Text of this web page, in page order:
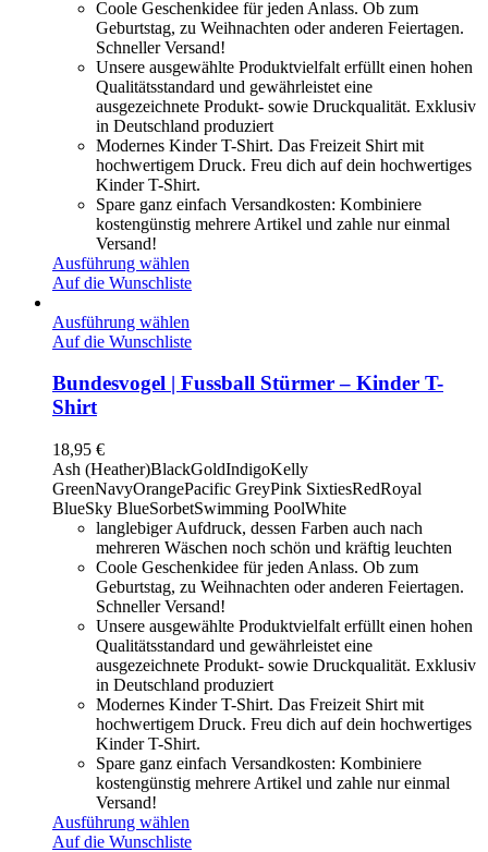
Coole Geschenkidee für jeden Anlass. Ob zum
Geburtstag, zu Weihnachten oder anderen Feiertagen.
Schneller Versand!
Unsere ausgewählte Produktvielfalt erfüllt einen hohen
Qualitätsstandard und gewährleistet eine
ausgezeichnete Produkt- sowie Druckqualität. Exklusiv
in Deutschland produziert
Modernes Kinder T-Shirt. Das Freizeit Shirt mit
hochwertigem Druck. Freu dich auf dein hochwertiges
Kinder T-Shirt.
Spare ganz einfach Versandkosten: Kombiniere
kostengünstig mehrere Artikel und zahle nur einmal
Versand!
Ausführung wählen
Auf die Wunschliste
Ausführung wählen
Auf die Wunschliste
Bundesvogel | Fussball Stürmer – Kinder T-
Shirt
18,95 €
Ash (Heather)BlackGoldIndigoKelly
GreenNavyOrangePacific GreyPink SixtiesRedRoyal
BlueSky BlueSorbetSwimming PoolWhite
langlebiger Aufdruck, dessen Farben auch nach
mehreren Wäschen noch schön und kräftig leuchten
Coole Geschenkidee für jeden Anlass. Ob zum
Geburtstag, zu Weihnachten oder anderen Feiertagen.
Schneller Versand!
Unsere ausgewählte Produktvielfalt erfüllt einen hohen
Qualitätsstandard und gewährleistet eine
ausgezeichnete Produkt- sowie Druckqualität. Exklusiv
in Deutschland produziert
Modernes Kinder T-Shirt. Das Freizeit Shirt mit
hochwertigem Druck. Freu dich auf dein hochwertiges
Kinder T-Shirt.
Spare ganz einfach Versandkosten: Kombiniere
kostengünstig mehrere Artikel und zahle nur einmal
Versand!
Ausführung wählen
Auf die Wunschliste